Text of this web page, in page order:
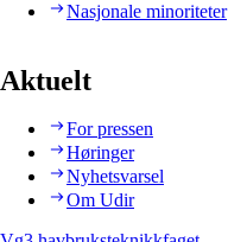
Nasjonale minoriteter
Aktuelt
For pressen
Høringer
Nyhetsvarsel
Om Udir